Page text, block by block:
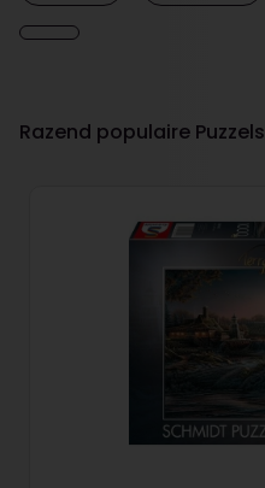
Razend populaire Puzzels